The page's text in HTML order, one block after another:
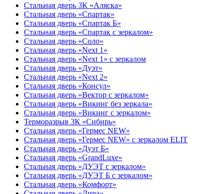
Стальная дверь 3К «Аляска»
Стальная дверь «Спартак»
Стальная дверь «Спартак Б»
Стальная дверь «Спартак с зеркалом»
Стальная дверь «Соло»
Стальная дверь «Next 1»
Стальная дверь «Next 1» с зеркалом
Стальная дверь «Дуэт»
Стальная дверь «Next 2»
Стальная дверь «Консул»
Стальная дверь «Вектор с зеркалом»
Стальная дверь «Викинг без зеркала»
Стальная дверь «Викинг c зеркалом»
Терморазрыв 3К «Сибирь»
Стальная дверь «Гермес NEW»
Стальная дверь «Гермес NEW» с зеркалом ELIT
Стальная дверь «Дуэт Б»
Стальная дверь «GrandLuxe»
Стальная дверь «ДУЭТ с зеркалом»
Стальная дверь «ДУЭТ Б с зеркалом»
Стальная дверь «Комфорт»